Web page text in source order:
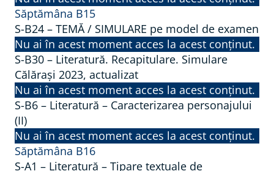
Săptămâna B15
S-B24 – TEMĂ / SIMULARE pe model de examen
Nu ai în acest moment acces la acest conținut.
S-B30 – Literatură. Recapitulare. Simulare
Călărași 2023, actualizat
Nu ai în acest moment acces la acest conținut.
S-B6 – Literatură – Caracterizarea personajului
(II)
Nu ai în acest moment acces la acest conținut.
Săptămâna B16
S-A1 – Literatură – Tipare textuale de